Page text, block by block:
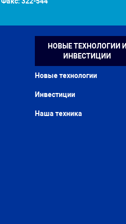
НОВЫЕ ТЕХНОЛОГИИ И
ИНВЕСТИЦИИ
Новые технологии
Инвестиции
Наша техника